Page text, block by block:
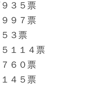
３５票
９７票
３票
１１４票
６０票
４５票